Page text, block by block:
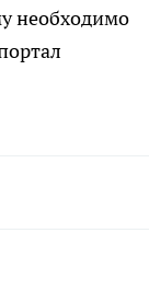
необходимо